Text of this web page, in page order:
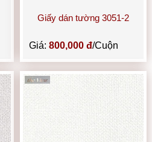
Giấy dán tường 3051-2
Giá: 800,000 đ/Cuộn